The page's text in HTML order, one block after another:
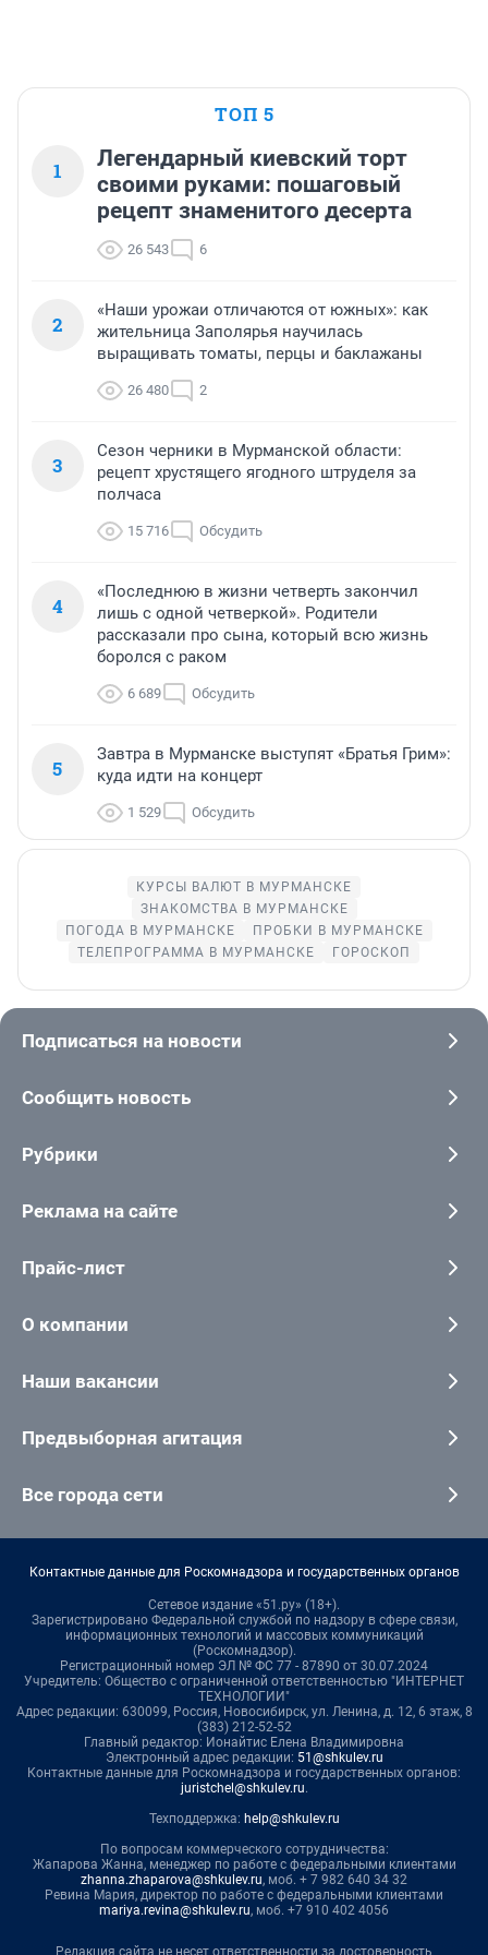
ТОП 5
1
Легендарный киевский торт
своими руками: пошаговый
рецепт знаменитого десерта
26 543 6
2
«Наши урожаи отличаются от южных»: как
жительница Заполярья научилась
выращивать томаты, перцы и баклажаны
26 480 2
3
Сезон черники в Мурманской области:
рецепт хрустящего ягодного штруделя за
полчаса
15 716 Обсудить
4
«Последнюю в жизни четверть закончил
лишь с одной четверкой». Родители
рассказали про сына, который всю жизнь
боролся с раком
6 689 Обсудить
5
Завтра в Мурманске выступят «Братья Грим»:
куда идти на концерт
1 529 Обсудить
КУРСЫ ВАЛЮТ В МУРМАНСКЕ
ЗНАКОМСТВА В МУРМАНСКЕ
ПОГОДА В МУРМАНСКЕ
ПРОБКИ В МУРМАНСКЕ
ТЕЛЕПРОГРАММА В МУРМАНСКЕ
ГОРОСКОП
Подписаться на новости
Сообщить новость
Рубрики
Реклама на сайте
Прайс-лист
О компании
Наши вакансии
Предвыборная агитация
Все города сети
Контактные данные для Роскомнадзора и государственных органов
Сетевое издание «51.ру» (18+).
Зарегистрировано Федеральной службой по надзору в сфере связи,
информационных технологий и массовых коммуникаций
(Роскомнадзор).
Регистрационный номер ЭЛ № ФС 77 - 87890 от 30.07.2024
Учредитель: Общество с ограниченной ответственностью "ИНТЕРНЕТ
ТЕХНОЛОГИИ"
Адрес редакции: 630099, Россия, Новосибирск, ул. Ленина, д. 12, 6 этаж, 8
(383) 212-52-52
Главный редактор: Ионайтис Елена Владимировна
Электронный адрес редакции: 51@shkulev.ru
Контактные данные для Роскомнадзора и государственных органов:
juristchel@shkulev.ru.
Техподдержка: help@shkulev.ru
По вопросам коммерческого сотрудничества:
Жапарова Жанна, менеджер по работе с федеральными клиентами
zhanna.zhaparova@shkulev.ru, моб. + 7 982 640 34 32
Ревина Мария, директор по работе с федеральными клиентами
mariya.revina@shkulev.ru, моб. +7 910 402 4056